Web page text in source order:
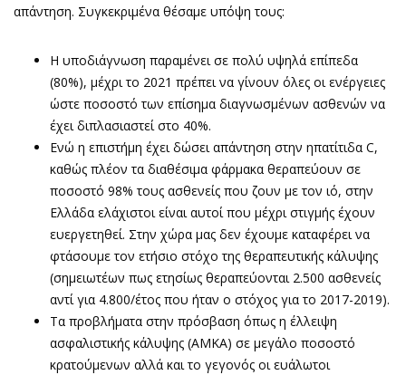
απάντηση. Συγκεκριμένα θέσαμε υπόψη τους:
Η υποδιάγνωση παραμένει σε πολύ υψηλά επίπεδα
(80%), μέχρι το 2021 πρέπει να γίνουν όλες οι ενέργειες
ώστε ποσοστό των επίσημα διαγνωσμένων ασθενών να
έχει διπλασιαστεί στο 40%.
Ενώ η επιστήμη έχει δώσει απάντηση στην ηπατίτιδα C,
καθώς πλέον τα διαθέσιμα φάρμακα θεραπεύουν σε
ποσοστό 98% τους ασθενείς που ζουν με τον ιό, στην
Ελλάδα ελάχιστοι είναι αυτοί που μέχρι στιγμής έχουν
ευεργετηθεί. Στην χώρα μας δεν έχουμε καταφέρει να
φτάσουμε τον ετήσιο στόχο της θεραπευτικής κάλυψης
(σημειωτέων πως ετησίως θεραπεύονται 2.500 ασθενείς
αντί για 4.800/έτος που ήταν ο στόχος για το 2017-2019).
Τα προβλήματα στην πρόσβαση όπως η έλλειψη
ασφαλιστικής κάλυψης (ΑΜΚΑ) σε μεγάλο ποσοστό
κρατούμενων αλλά και το γεγονός οι ευάλωτοι